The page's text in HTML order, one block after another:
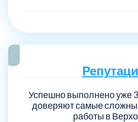
Успешно выполнено уже
доверяют самые
работы в
Воскресенский